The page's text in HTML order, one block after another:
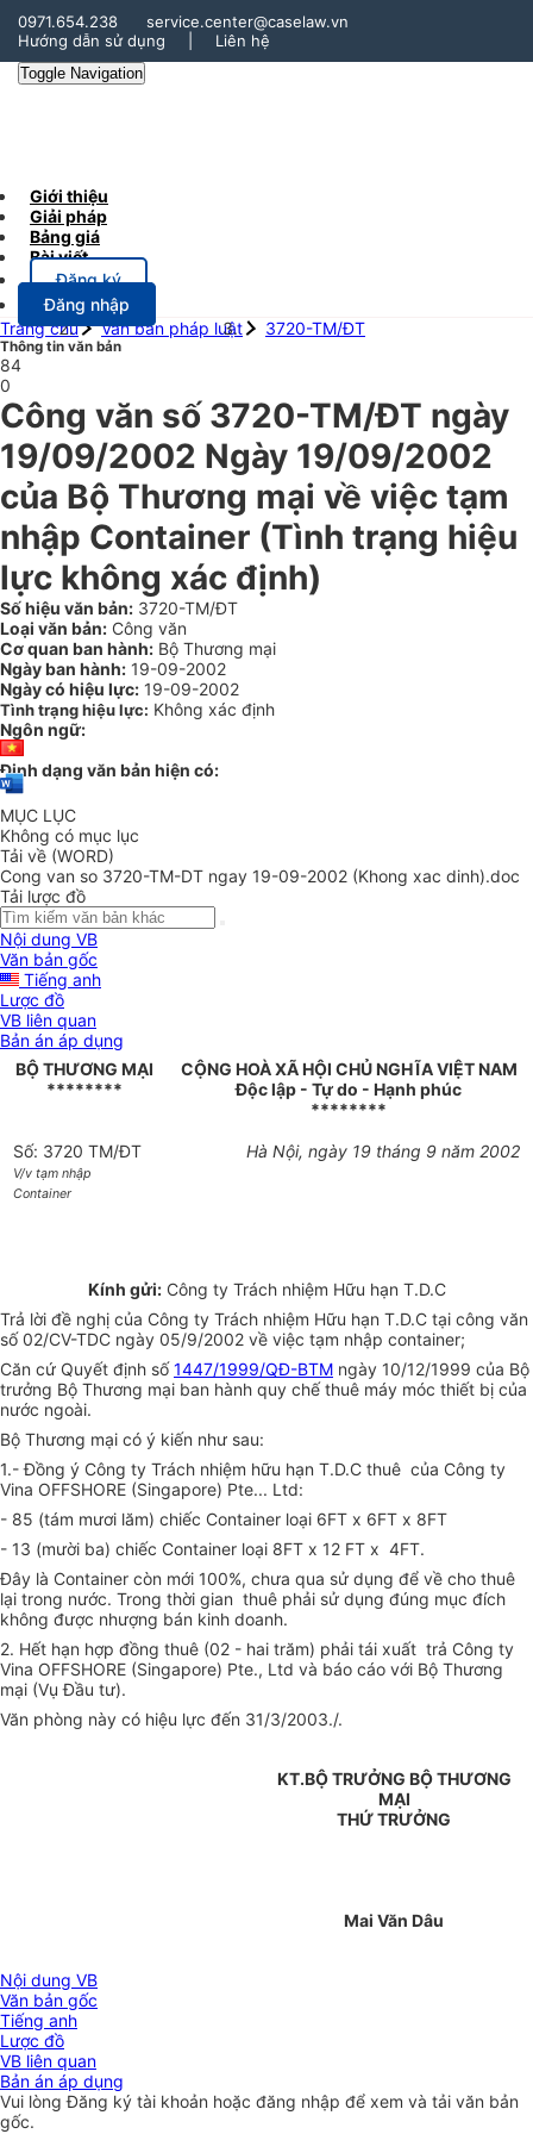
0971.654.238
service.center@caselaw.vn
Hướng dẫn sử dụng
Liên hệ
Toggle Navigation
Giới thiệu
Giải pháp
Bảng giá
Bài viết
Đăng ký
Đăng nhập
Trang chủ
Văn bản pháp luật 3720-TM/ĐT
Thông tin văn bản
84
0
Công văn số 3720-TM/ĐT ngày
19/09/2002 Ngày 19/09/2002
của Bộ Thương mại về việc tạm
nhập Container (Tình trạng hiệu
lực không xác định)
Số hiệu văn bản: 3720-TM/ĐT
Loại văn bản: Công văn
Cơ quan ban hành: Bộ Thương mại
Ngày ban hành: 19-09-2002
Ngày có hiệu lực: 19-09-2002
Tình trạng hiệu lực: Không xác định
Ngôn ngữ:
Định dạng văn bản hiện có:
MỤC LỤC
Không có mục lục
Tải về (WORD)
Cong van so 3720-TM-DT ngay 19-09-2002 (Khong xac dinh).doc
Tải lược đồ
Nội dung VB
Văn bản gốc
Tiếng anh
Lược đồ
VB liên quan
Bản án áp dụng
BỘ THƯƠNG MẠI
********
CỘNG HOÀ XÃ HỘI CHỦ NGHĨA VIỆT NAM
Độc lập - Tự do - Hạnh phúc
********
Số: 3720 TM/ĐT
V/v tạm nhập
Container
Hà Nội, ngày 19 tháng 9 năm 2002
Kính gửi:Công ty Trách nhiệm Hữu hạn T.D.C
Trả lời đề nghị của Công ty Trách nhiệm Hữu hạn T.D.C tại công văn
số 02/CV-TDC ngày 05/9/2002 về việc tạm nhập container;
Căn cứ Quyết định số1447/1999/QĐ-BTM ngày 10/12/1999 của Bộ
trưởng Bộ Thương mại ban hành quy chế thuê máy móc thiết bị của
nước ngoài.
Bộ Thương mại có ý kiến như sau:
1.- Đồng ý Công ty Trách nhiệm hữu hạn T.D.C thuê của Công ty
Vina OFFSHORE (Singapore) Pte... Ltd:
- 85 (tám mươi lăm) chiếc Container loại 6FT x 6FT x 8FT
- 13 (mười ba) chiếc Container loại 8FT x 12 FT x 4FT.
Đây là Container còn mới 100%, chưa qua sử dụng để về cho thuê
lại trong nước. Trong thời gian thuê phải sử dụng đúng mục đích
không được nhượng bán kinh doanh.
2. Hết hạn hợp đồng thuê (02 - hai trăm) phải tái xuất trả Công ty
Vina OFFSHORE (Singapore) Pte., Ltd và báo cáo với Bộ Thương
mại (Vụ Đầu tư).
Văn phòng này có hiệu lực đến 31/3/2003./.
KT.BỘ TRƯỞNG BỘ THƯƠNG
MẠI
THỨ TRƯỞNG
Mai Văn Dâu
Nội dung VB
Văn bản gốc
Tiếng anh
Lược đồ
VB liên quan
Bản án áp dụng
Vui lòngĐăng ký tài khoản hoặc đăng nhập để xem và tải văn bản
gốc.